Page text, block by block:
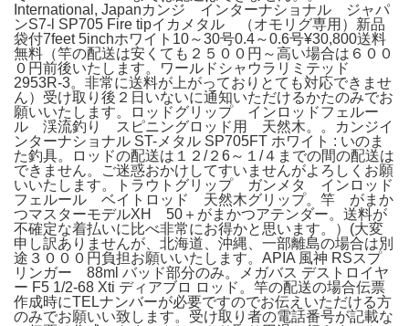
International, Japanカンジ インターナショナル ジャパ
ンS7-l SP705 Fire tipイカメタル （オモリグ専用）新品
袋付7feet 5inchホワイト10～30号0.4～0.6号¥30,800送料
無料（竿の配送は安くても２５００円～高い場合は６００
０円前後いたします。ワールドシャウラリミテッド
2953R-3。非常に送料が上がっておりとても対応できませ
ん）受け取り後２日いないに通知いただけるかたのみでお
願いいたします。ロッドグリップ インロッドフェルー
ル 渓流釣り スピニングロッド用 天然木。。カンジイ
ンターナショナル ST-メタル SP705FT ホワイト : いのま
た釣具。ロッドの配送は１２/２6～１/４までの間の配送は
できません。ご迷惑おかけしてすいませんがよろしくお願
いいたします。トラウトグリップ ガンメタ インロッド
フェルール ベイトロッド 天然木グリップ。竿 がまか
つマスターモデルXH 50＋がまかつアテンダー。送料が
不確定な着払いに比べ非常にお得かと思います。）(大変
申し訳ありませんが、北海道、沖縄、一部離島の場合は別
途３０００円負担お願いいたします。APIA 風神 RSスプ
リンガー 88ml バッド部分のみ。メガバス デストロイヤ
ー F5 1/2-68 Xti ディアブロ ロッド。竿の配送の場合伝票
作成時にTELナンバーが必要ですのでお伝えいただける方
のみでお願いい致します。受け取り者の電話番号が記載な